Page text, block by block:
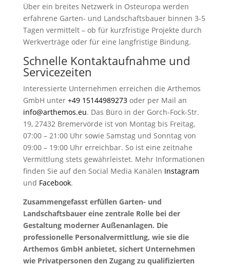
Über ein breites Netzwerk in Osteuropa werden
erfahrene Garten- und Landschaftsbauer binnen 3-5
Tagen vermittelt – ob für kurzfristige Projekte durch
Werkverträge oder für eine langfristige Bindung.
Schnelle Kontaktaufnahme und
Servicezeiten
Interessierte Unternehmen erreichen die Arthemos
GmbH unter +49 15144989273oder per Mail an
info@arthemos.eu. Das Büro in der Gorch-Fock-Str.
19, 27432 Bremervörde ist von Montag bis Freitag,
07:00 – 21:00 Uhr sowie Samstag und Sonntag von
09:00 – 19:00 Uhr erreichbar. So ist eine zeitnahe
Vermittlung stets gewährleistet. Mehr Informationen
finden Sie auf den Social Media Kanälen Instagram
und Facebook.
Zusammengefasst erfüllen Garten- und
Landschaftsbauer eine zentrale Rolle bei der
Gestaltung moderner Außenanlagen. Die
professionelle Personalvermittlung, wie sie die
Arthemos GmbH anbietet, sichert Unternehmen
wie Privatpersonen den Zugang zu qualifizierten